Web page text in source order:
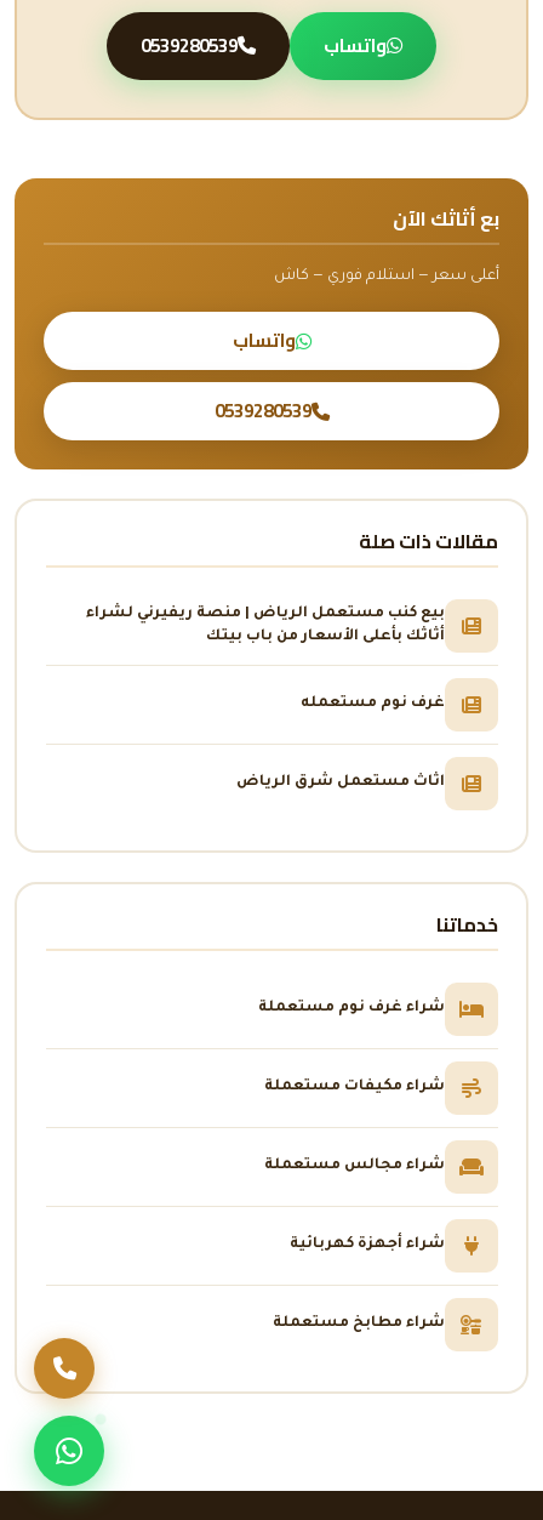
واتساب 0539280539
بع أثاثك الآن
أعلى سعر — استلام فوري — كاش
واتساب
0539280539
مقالات ذات صلة
بيع كنب مستعمل الرياض | منصة ريفيرني لشراء
أثاثك بأعلى الأسعار من باب بيتك
غرف نوم مستعمله
اثاث مستعمل شرق الرياض
خدماتنا
شراء غرف نوم مستعملة
شراء مكيفات مستعملة
شراء مجالس مستعملة
شراء أجهزة كهربائية
شراء مطابخ مستعملة
تواصل عبر
اتصل بنا